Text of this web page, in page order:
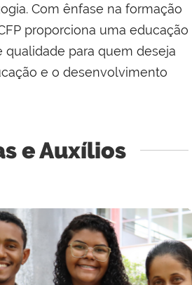
Com ênfase na formação
proporciona uma educação
qualidade para quem deseja
e o desenvolvimento
e Auxílios